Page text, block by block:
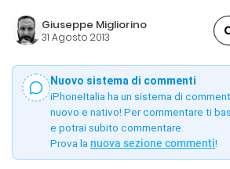
Giuseppe Migliorino
31 Agosto 2013
Nuovo sistema di commenti
iPhoneItalia ha un sistema di
nuovo e nativo! Per commentare ti
e potrai subito commentare.
Prova la nuova sezione commenti!